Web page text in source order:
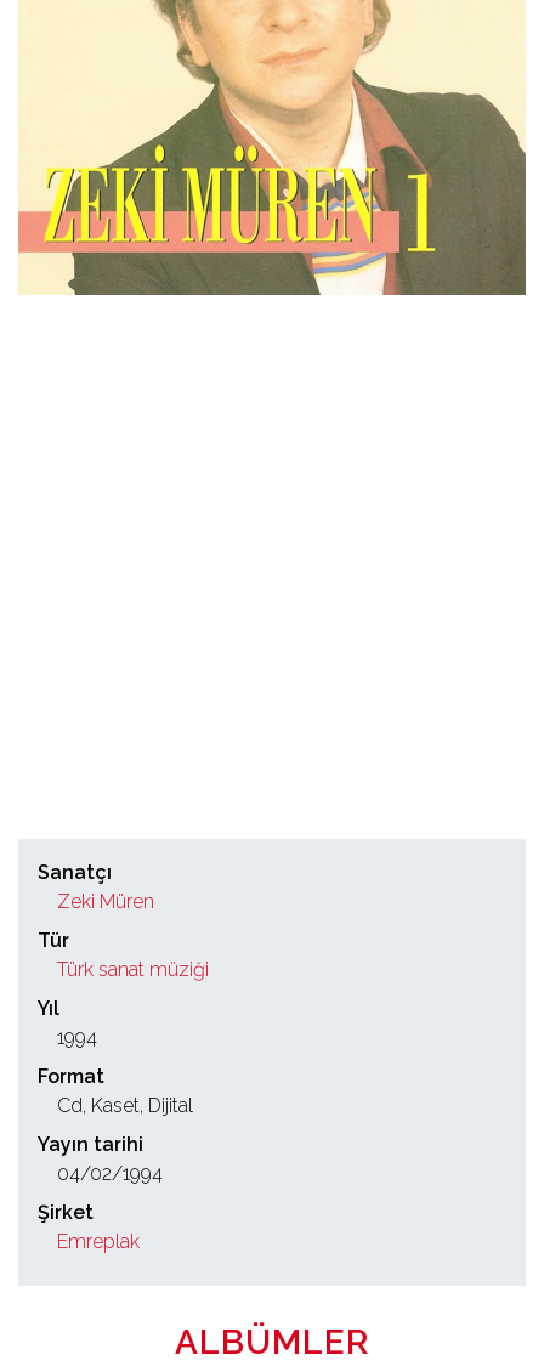
Sanatçı
Zeki Müren
Tür
Türk sanat müziği
Yıl
1994
Format
Cd, Kaset, Dijital
Yayın tarihi
04/02/1994
Şirket
Emreplak
ALBÜMLER